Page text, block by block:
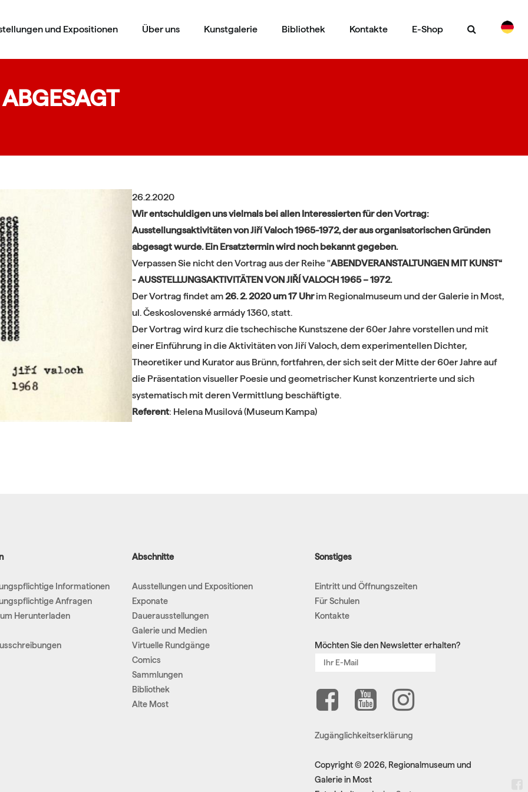
EN
und Expositionen Über uns Kunstgalerie Bibliothek Kontakte E-Shop
26.2.2020
Wir entschuldigen uns vielmals bei allen Interessierten für den Vortrag:
Ausstellungsaktivitäten von Jiří Valoch 1965-1972, der aus organisatorischen Gründen
abgesagt wurde. Ein Ersatztermin wird noch bekannt gegeben.
Verpassen Sie nicht den Vortrag aus der Reihe "ABENDVERANSTALTUNGEN MIT KUNST“
- AUSSTELLUNGSAKTIVITÄTEN VON JIŘÍ VALOCH 1965 – 1972.
Der Vortrag findet am 26. 2. 2020 um 17 Uhrim Regionalmuseum und der Galerie in Most,
ul. Československé armády 1360, statt.
Der Vortrag wird kurz die tschechische Kunstszene der 60er Jahre vorstellen und mit
einer Einführung in die Aktivitäten von Jiří Valoch, dem experimentellen Dichter,
Theoretiker und Kurator aus Brünn, fortfahren, der sich seit der Mitte der 60er Jahre auf
die Präsentation visueller Poesie und geometrischer Kunst konzentrierte und sich
systematisch mit deren Vermittlung beschäftigte.
Referent: Helena Musilová (Museum Kampa)
Informationen
Anfragen
Herunterladen
Abschnitte
Ausstellungen und Expositionen
Exponate
Dauerausstellungen
Galerie und Medien
Virtuelle Rundgänge
Comics
Sammlungen
Bibliothek
Alte Most
Sonstiges
Eintritt und Öffnungszeiten
Für Schulen
Kontakte
Möchten Sie den Newsletter erhalten?
Zugänglichkeitserklärung
Copyright © 2026, Regionalmuseum und
Galerie in Most